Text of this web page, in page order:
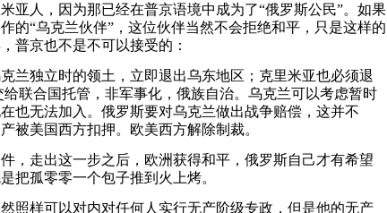
亚人，因为那已经在普京语境中成为了“俄罗斯公民”。如果
的“乌克兰伙伴”，这位伙伴当然不会拒绝和平，只是这样的
普京也不是不可以接受的：
兰独立时的领土，立即退出乌东地区；克里米亚也必须退
联合国托管，非军事化，俄族自治。乌克兰可以考虑暂时
也无法加入。俄罗斯要对乌克兰做出战争赔偿，这并不
被美国西方扣押。欧美西方解除制裁。
，走出这一步之后，欧洲获得和平，俄罗斯自己才有希望
把孤零零一个包子推到火上烤。
照样可以对内对任何人实行无产阶级专政，但是他的无产